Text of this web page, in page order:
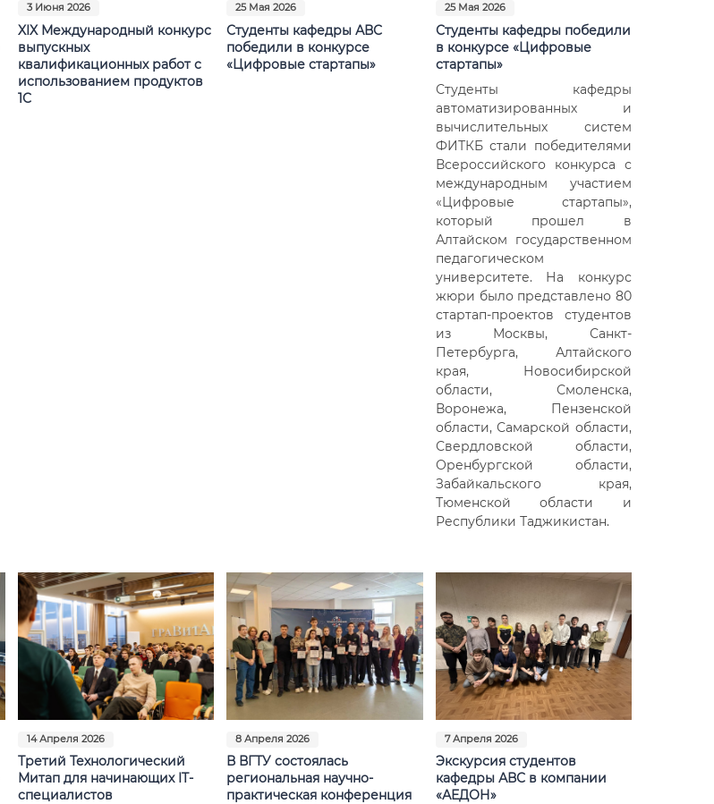
3 Июня 2026
XIX Международный конкурс
выпускных
квалификационных работ с
использованием продуктов
1С
25 Мая 2026
Студенты кафедры АВС
победили в конкурсе
«Цифровые стартапы»
25 Мая 2026
Студенты кафедры победили
в конкурсе «Цифровые
стартапы»
Студенты кафедры
автоматизированных и
вычислительных систем
ФИТКБ стали победителями
Всероссийского конкурса с
международным участием
«Цифровые стартапы»,
который прошел в
Алтайском государственном
педагогическом
университете. На конкурс
жюри было представлено 80
стартап-проектов студентов
из Москвы, Санкт-
Петербурга, Алтайского
края, Новосибирской
области, Смоленска,
Воронежа, Пензенской
области, Самарской области,
Свердловской области,
Оренбургской области,
Забайкальского края,
Тюменской области и
Республики Таджикистан.
14 Апреля 2026
Третий Технологический
Митап для начинающих IT-
специалистов
8 Апреля 2026
В ВГТУ состоялась
региональная научно-
практическая конференция
7 Апреля 2026
Экскурсия студентов
кафедры АВС в компании
«АЕДОН»